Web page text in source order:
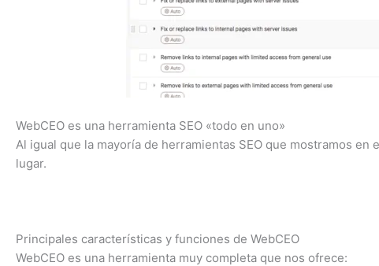
WebCEO es una herramienta SEO «todo en uno»
Al igual que la mayoría de herramientas SEO que mostramos en
lugar.
Principales características y funciones de WebCEO
WebCEO es una herramienta muy completa que nos ofrece: